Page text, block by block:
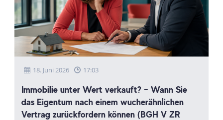
18. Juni 2026 17:03
Immobilie unter Wert verkauft? – Wann Sie
das Eigentum nach einem wucherähnlichen
Vertrag zurückfordern können (BGH V ZR